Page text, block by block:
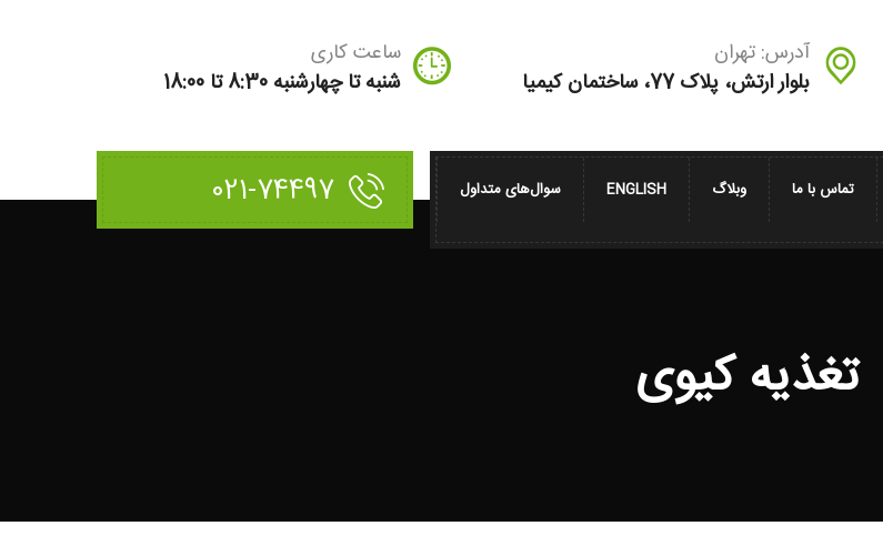
آدرس: تهران
بلوار ارتش، پلاک 77، ساختمان کیمیا
ساعت کاری
شنبه تا چهارشنبه 8:30 تا 18:00
تماس با ما وبلاگ ENGLISH سوال‌های متداول 021-74497
تغذیه کیوی